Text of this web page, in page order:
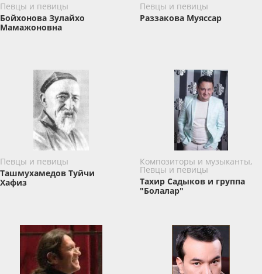
Певцы и певицы
Бойхонова Зулайхо
Мамажоновна
Певцы и певицы
Раззакова Муяссар
Певцы и певицы
Ташмухамедов Туйчи
Хафиз
Композиторы и музыканты,
Певцы и певицы
Тахир Садыков и группа
"Болалар"